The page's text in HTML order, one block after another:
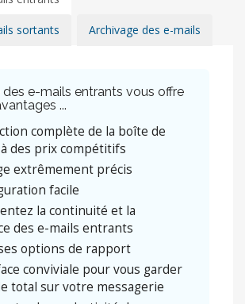
sortants Archivage des e-mails
e-mails entrants vous offre
...
complète de la boîte de
des prix compétitifs
extrêmement précis
facile
la continuité et la
des e-mails entrants
options de rapport
conviviale pour vous garder
total sur votre messagerie